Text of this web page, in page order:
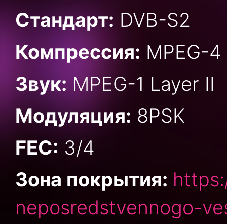
Стандарт: DVB-S2
Компрессия: MPEG-4
Звук: MPEG-1 Layer II
Модуляция: 8PSK
FEC: 3/4
Зона покрытия:
neposredstvennogo-